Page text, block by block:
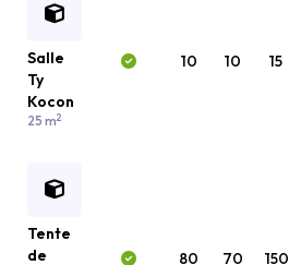
Salle
Ty
Kocon
25 m2
10 10 15
Tente
de
80 70 150